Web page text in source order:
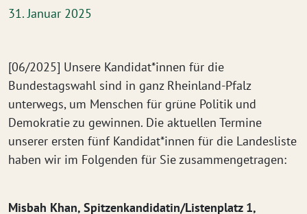
31. Januar 2025
[06/2025] Unsere Kandidat*innen für die
Bundestagswahl sind in ganz Rheinland-Pfalz
unterwegs, um Menschen für grüne Politik und
Demokratie zu gewinnen. Die aktuellen Termine
unserer ersten fünf Kandidat*innen für die Landesliste
haben wir im Folgenden für Sie zusammengetragen:
Misbah Khan, Spitzenkandidatin/Listenplatz 1,